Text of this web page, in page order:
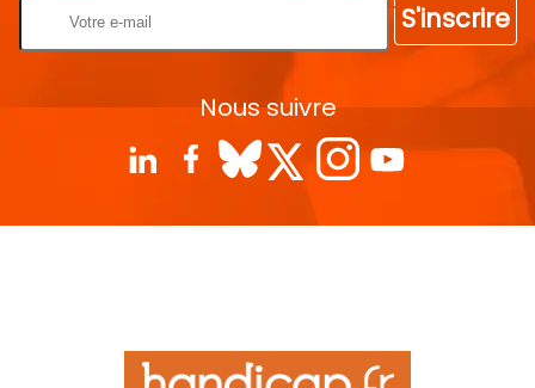
S'inscrire
Nous suivre